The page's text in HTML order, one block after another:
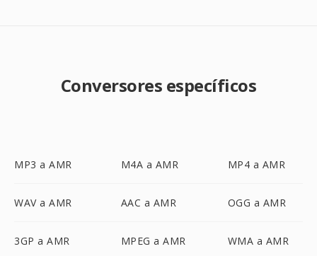
Conversores específicos
MP3 a AMR M4A a AMR MP4 a AMR
WAV a AMR AAC a AMR OGG a AMR
3GP a AMR MPEG a AMR WMA a AMR